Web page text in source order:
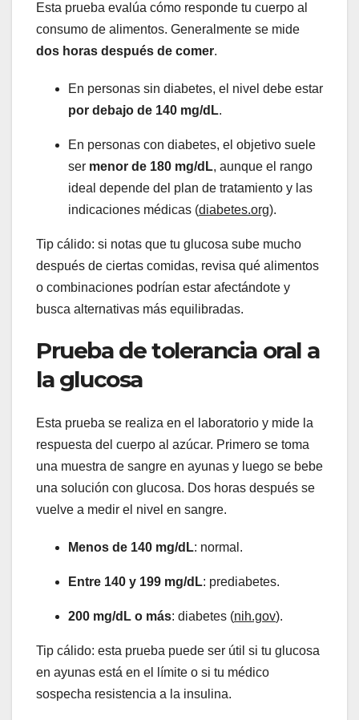
Esta prueba evalúa cómo responde tu cuerpo al
consumo de alimentos. Generalmente se mide
dos horas después de comer.
En personas sin diabetes, el nivel debe estar
por debajo de 140 mg/dL.
En personas con diabetes, el objetivo suele
ser menor de 180 mg/dL, aunque el rango
ideal depende del plan de tratamiento y las
indicaciones médicas (diabetes.org).
Tip cálido: si notas que tu glucosa sube mucho
después de ciertas comidas, revisa qué alimentos
o combinaciones podrían estar afectándote y
busca alternativas más equilibradas.
Prueba de tolerancia oral a
la glucosa
Esta prueba se realiza en el laboratorio y mide la
respuesta del cuerpo al azúcar. Primero se toma
una muestra de sangre en ayunas y luego se bebe
una solución con glucosa. Dos horas después se
vuelve a medir el nivel en sangre.
Menos de 140 mg/dL: normal.
Entre 140 y 199 mg/dL: prediabetes.
200 mg/dL o más: diabetes (nih.gov).
Tip cálido: esta prueba puede ser útil si tu glucosa
en ayunas está en el límite o si tu médico
sospecha resistencia a la insulina.